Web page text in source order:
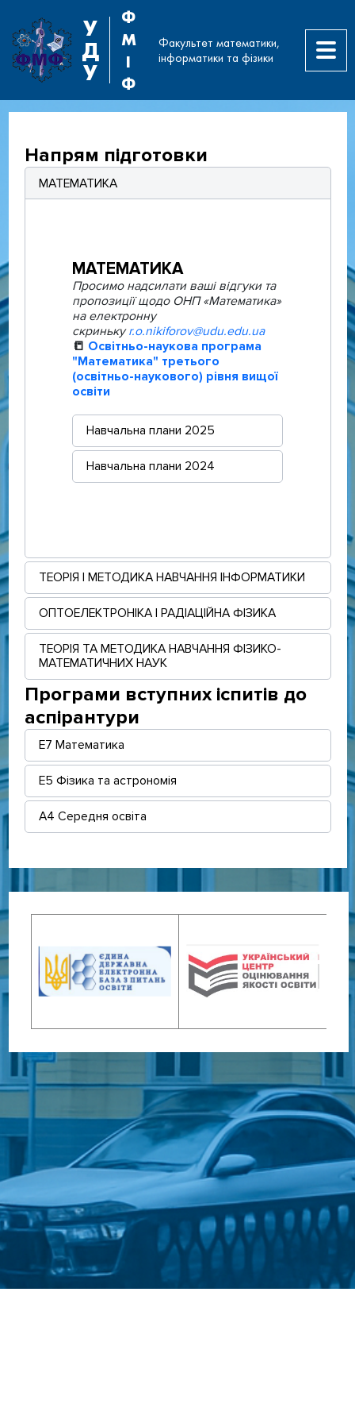
У
Д
У
Ф
М
І
Ф
Факультет математики,
інформатики та фізики
Напрям підготовки
МАТЕМАТИКА
МАТЕМАТИКА
Просимо надсилати ваші відгуки та
пропозиції щодо ОНП «Математика»
на електронну
скринькуr.o.nikiforov@udu.edu.ua
📒 Освітньо-наукова програма
"Математика" третього
(освітньо-наукового) рівня вищої
освіти
Навчальна плани 2025
Навчальна плани 2024
ТЕОРІЯ І МЕТОДИКА НАВЧАННЯ ІНФОРМАТИКИ
ОПТОЕЛЕКТРОНІКА І РАДІАЦІЙНА ФІЗИКА
ТЕОРІЯ ТА МЕТОДИКА НАВЧАННЯ ФІЗИКО-
МАТЕМАТИЧНИХ НАУК
Програми вступних іспитів до
аспірантури
E7 Математика
E5 Фізика та астрономія
А4 Середня освіта